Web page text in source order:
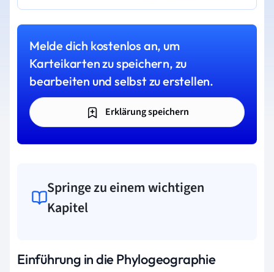
Melde dich kostenlos an, um
Karteikarten zu speichern, zu
bearbeiten und selbst zu erstellen.
Erklärung speichern
Springe zu einem wichtigen
Kapitel
Einführung in die Phylogeographie